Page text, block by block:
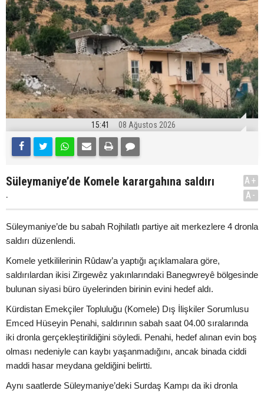
15:41 08 Ağustos 2026
Süleymaniye’de Komele karargahına saldırı
.
A+
A-
Süleymaniye’de bu sabah Rojhilatlı partiye ait merkezlere 4 dronla
saldırı düzenlendi.
Komele yetkililerinin Rûdaw’a yaptığı açıklamalara göre,
saldırılardan ikisi Zirgewêz yakınlarındaki Banegwreyê bölgesinde
bulunan siyasi büro üyelerinden birinin evini hedef aldı.
Kürdistan Emekçiler Topluluğu (Komele) Dış İlişkiler Sorumlusu
Emced Hüseyin Penahi, saldırının sabah saat 04.00 sıralarında
iki dronla gerçekleştirildiğini söyledi. Penahi, hedef alınan evin boş
olması nedeniyle can kaybı yaşanmadığını, ancak binada ciddi
maddi hasar meydana geldiğini belirtti.
Aynı saatlerde Süleymaniye’deki Surdaş Kampı da iki dronla